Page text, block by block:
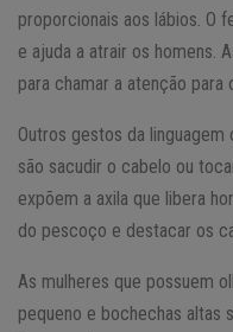
proporcionais aos lábios. O
e ajuda a atrair os homens.
para chamar a atenção para
Outros gestos da
são sacudir o cabelo ou
expõem a axila que libera
do pescoço e destacar os
As mulheres que possuem
pequeno e bochechas altas